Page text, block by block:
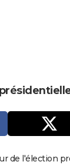
de l'élection